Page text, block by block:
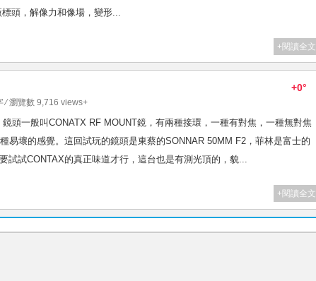
頭，解像力和像場，變形...
+閱讀全文
+0°
⁄ 瀏覽數 9,716 views+
頭一般叫CONATX RF MOUNT鏡，有兩種接環，一種有對焦，一種無對焦
易壞的感覺。這回試玩的鏡頭是東蔡的SONNAR 50MM F2，菲林是富士的
試試CONTAX的真正味道才行，這台也是有測光頂的，貌...
+閱讀全文